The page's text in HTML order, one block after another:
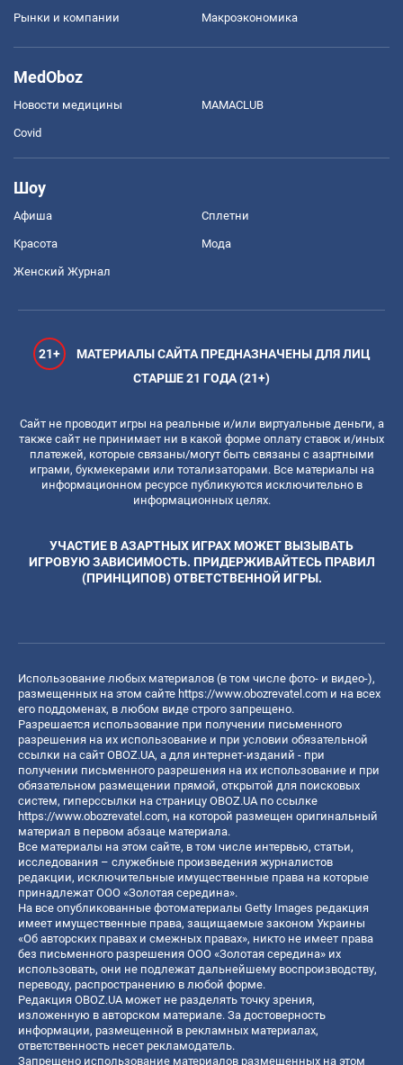
Рынки и компании Mакроэкономика
MedOboz
Новости медицины MAMACLUB
Covid
Шоу
Афиша Сплетни
Красота Мода
Женский Журнал
21+
МАТЕРИАЛЫ САЙТА ПРЕДНАЗНАЧЕНЫ ДЛЯ ЛИЦ
СТАРШЕ 21 ГОДА (21+)
Сайт не проводит игры на реальные и/или виртуальные деньги, а
также сайт не принимает ни в какой форме оплату ставок и/иных
платежей, которые связаны/могут быть связаны с азартными
играми, букмекерами или тотализаторами. Все материалы на
информационном ресурсе публикуются исключительно в
информационных целях.
УЧАСТИЕ В АЗАРТНЫХ ИГРАХ МОЖЕТ ВЫЗЫВАТЬ
ИГРОВУЮ ЗАВИСИМОСТЬ. ПРИДЕРЖИВАЙТЕСЬ ПРАВИЛ
(ПРИНЦИПОВ) ОТВЕТСТВЕННОЙ ИГРЫ.
Использование любых материалов (в том числе фото- и видео-),
размещенных на этом сайте https://www.obozrevatel.com и на всех
его поддоменах, в любом виде строго запрещено.
Разрешается использование при получении письменного
разрешения на их использование и при условии обязательной
ссылки на сайт OBOZ.UA, а для интернет-изданий - при
получении письменного разрешения на их использование и при
обязательном размещении прямой, открытой для поисковых
систем, гиперссылки на страницу OBOZ.UA по ссылке
https://www.obozrevatel.com, на которой размещен оригинальный
материал в первом абзаце материала.
Все материалы на этом сайте, в том числе интервью, статьи,
исследования – служебные произведения журналистов
редакции, исключительные имущественные права на которые
принадлежат ООО «Золотая середина».
На все опубликованные фотоматериалы Getty Images редакция
имеет имущественные права, защищаемые законом Украины
«Об авторских правах и смежных правах», никто не имеет права
без письменного разрешения ООО «Золотая середина» их
использовать, они не подлежат дальнейшему воспроизводству,
переводу, распространению в любой форме.
Редакция OBOZ.UA может не разделять точку зрения,
изложенную в авторском материале. За достоверность
информации, размещенной в рекламных материалах,
ответственность несет рекламодатель.
Запрещено использование материалов размещенных на этом